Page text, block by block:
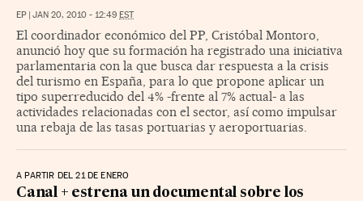
EP | JAN 20, 2010 - 12:49 EST
El coordinador económico del PP, Cristóbal Montoro,
anunció hoy que su formación ha registrado una iniciativa
parlamentaria con la que busca dar respuesta a la crisis
del turismo en España, para lo que propone aplicar un
tipo superreducido del 4% -frente al 7% actual- a las
actividades relacionadas con el sector, así como impulsar
una rebaja de las tasas portuarias y aeroportuarias.
A PARTIR DEL 21 DE ENERO
Canal + estrena un documental sobre los